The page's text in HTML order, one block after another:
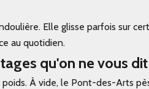
Elle glisse parfois sur
au quotidien.
qu'on ne vous
À vide, le Pont-des-Arts